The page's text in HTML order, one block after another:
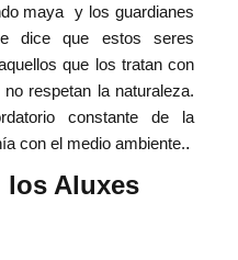
maya y los guardianes
dice que estos seres
que los tratan con
respetan la naturaleza.
constante de la
con el medio ambiente..
los Aluxes